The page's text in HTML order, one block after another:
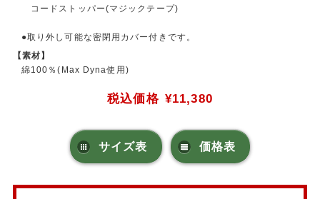
コードストッパー(マジックテープ)
●取り外し可能な密閉用カバー付きです。
【素材】
綿100％(Max Dyna使用)
税込価格 ¥11,380
サイズ表 価格表